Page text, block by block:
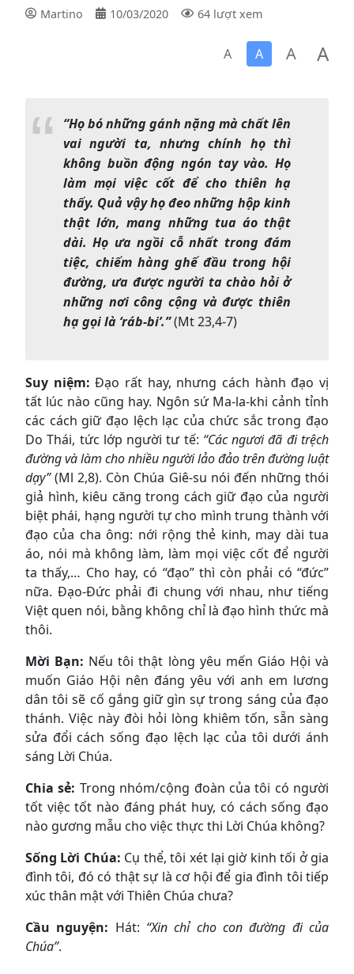
Martino 10/03/2020 64 lượt xem
A A A A
“Họ bó những gánh nặng mà chất lên
vai người ta, nhưng chính họ thì
không buồn động ngón tay vào. Họ
làm mọi việc cốt để cho thiên hạ
thấy. Quả vậy họ đeo những hộp kinh
thật lớn, mang những tua áo thật
dài. Họ ưa ngồi cỗ nhất trong đám
tiệc, chiếm hàng ghế đầu trong hội
đường, ưa được người ta chào hỏi ở
những nơi công cộng và được thiên
hạ gọi là ‘ráb-bi’.”(Mt 23,4-7)
Suy niệm: Đạo rất hay, nhưng cách hành đạo vị
tất lúc nào cũng hay. Ngôn sứ Ma-la-khi cảnh tỉnh
các cách giữ đạo lệch lạc của chức sắc trong đạo
Do Thái, tức lớp người tư tế: “Các ngươi đã đi trệch
đường và làm cho nhiều người lảo đảo trên đường luật
dạy”(Ml 2,8). Còn Chúa Giê-su nói đến những thói
giả hình, kiêu căng trong cách giữ đạo của người
biệt phái, hạng người tự cho mình trung thành với
đạo của cha ông: nới rộng thẻ kinh, may dài tua
áo, nói mà không làm, làm mọi việc cốt để người
ta thấy,… Cho hay, có “đạo” thì còn phải có “đức”
nữa. Đạo-Đức phải đi chung với nhau, như tiếng
Việt quen nói, bằng không chỉ là đạo hình thức mà
thôi.
Mời Bạn: Nếu tôi thật lòng yêu mến Giáo Hội và
muốn Giáo Hội nên đáng yêu với anh em lương
dân tôi sẽ cố gắng giữ gìn sự trong sáng của đạo
thánh. Việc này đòi hỏi lòng khiêm tốn, sẵn sàng
sửa đổi cách sống đạo lệch lạc của tôi dưới ánh
sáng Lời Chúa.
Chia sẻ: Trong nhóm/cộng đoàn của tôi có người
tốt việc tốt nào đáng phát huy, có cách sống đạo
nào gương mẫu cho việc thực thi Lời Chúa không?
Sống Lời Chúa: Cụ thể, tôi xét lại giờ kinh tối ở gia
đình tôi, đó có thật sự là cơ hội để gia đình tôi tiếp
xúc thân mật với Thiên Chúa chưa?
Cầu nguyện: Hát: “Xin chỉ cho con đường đi của
Chúa”.